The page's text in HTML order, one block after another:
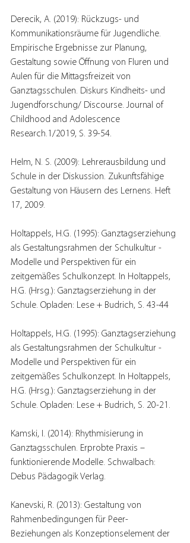
Derecik, A. (2019): Rückzugs- und
Kommunikationsräume für Jugendliche.
Empirische Ergebnisse zur Planung,
Gestaltung sowie Öffnung von Fluren und
Aulen für die Mittagsfreizeit von
Ganztagsschulen. Diskurs Kindheits- und
Jugendforschung/ Discourse. Journal of
Childhood and Adolescence
Research.1/2019, S. 39-54.
Helm, N. S. (2009): Lehrerausbildung und
Schule in der Diskussion. Zukunftsfähige
Gestaltung von Häusern des Lernens. Heft
17, 2009.
Holtappels, H.G. (1995): Ganztagserziehung
als Gestaltungsrahmen der Schulkultur -
Modelle und Perspektiven für ein
zeitgemäßes Schulkonzept. In Holtappels,
H.G. (Hrsg.): Ganztagserziehung in der
Schule. Opladen: Lese + Budrich, S. 43-44
Holtappels, H.G. (1995): Ganztagserziehung
als Gestaltungsrahmen der Schulkultur -
Modelle und Perspektiven für ein
zeitgemäßes Schulkonzept. In Holtappels,
H.G. (Hrsg.): Ganztagserziehung in der
Schule. Opladen: Lese + Budrich, S. 20-21.
Kamski, I. (2014): Rhythmisierung in
Ganztagsschulen. Erprobte Praxis –
funktionierende Modelle. Schwalbach:
Debus Pädagogik Verlag.
Kanevski, R. (2013): Gestaltung von
Rahmenbedingungen für Peer-
Beziehungen als Konzeptionselement der